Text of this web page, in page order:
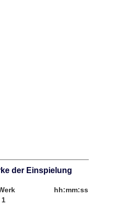
der Einspielung
hh:mm:ss
1